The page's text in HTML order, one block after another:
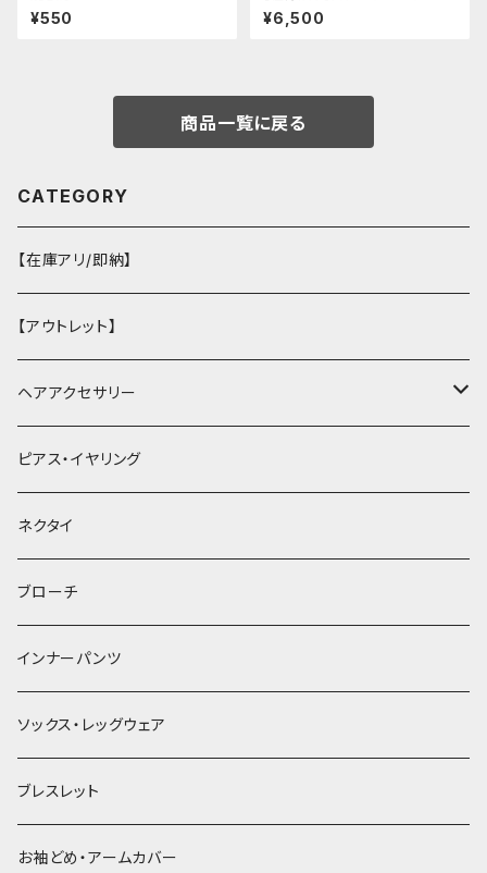
¥550
アンブレラ
¥6,500
商品一覧に戻る
CATEGORY
【在庫アリ/即納】
【アウトレット】
ヘアアクセサリー
ヘアクリップ
ヘッドドレス・カチューシャ
ヘアゴム
簪
ピアス・イヤリング
ネクタイ
ブローチ
インナーパンツ
ソックス・レッグウェア
ブレスレット
お袖どめ・アームカバー